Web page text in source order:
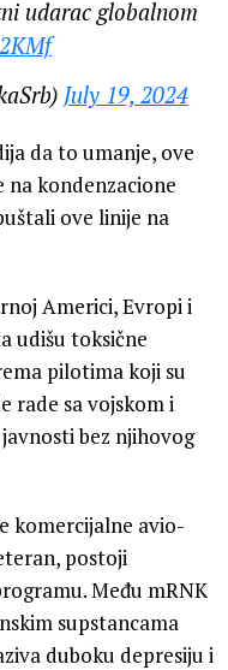
udarac globalnom
July 19, 2024
da to umanje, ove
na kondenzacione
ove linije na
Americi, Evropi i
udišu toksične
pilotima koji su
rade sa vojskom i
bez njihovog
komercijalne avio-
postoji
Među mRNK
supstancama
duboku depresiju i